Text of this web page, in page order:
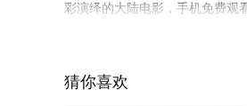
彩演绎的大陆电影，手机免费观
猜你喜欢